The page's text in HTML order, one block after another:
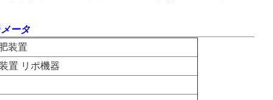
ータ
装置
置 リポ機器